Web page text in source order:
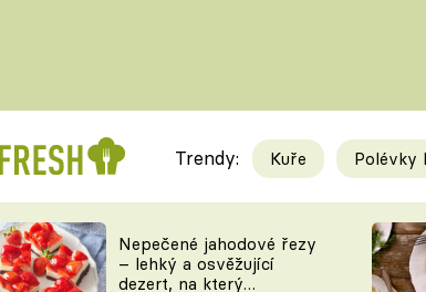
Videorecepty
TEĎ VAŘÍ ŠÉF!
Trendy: Kuře Polévky
Nepečené jahodové řezy
– lehký a osvěžující
dezert, na který